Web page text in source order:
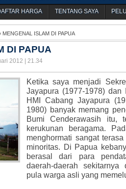
HARGA TENTANG SAYA
MENGENAL ISLAM DI PAPUA
DI PAPUA
2012 | 21.34
Ketika saya menjadi
Jayapura (1977-1978) dan
HMI Cabang Jayapura
1980) banyak memang
Bumi Cenderawasih itu,
kerukunan beragama.
menghormati sangat
minoritas. Di Papua
berasal dari para
daerah-daerah
pula warga asli yang